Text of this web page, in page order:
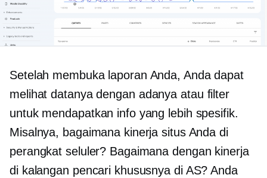
Setelah membuka laporan Anda, Anda dapat
melihat datanyadengan adanya atau filter
untuk mendapatkan info yang lebih spesifik.
Misalnya, bagaimana kinerja situs Anda di
perangkat seluler? Bagaimana dengan kinerja
di kalangan pencari khususnya di AS? Anda